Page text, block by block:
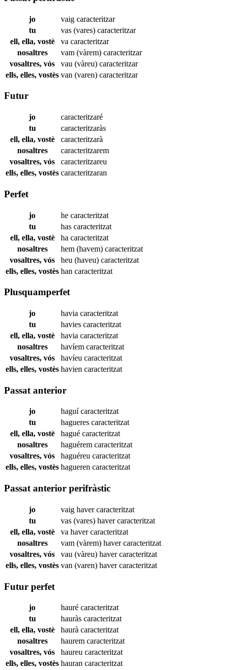
jo vaig caracteritzar
tu
vas (vares) caracteritzar
ell, ella, vostè
va caracteritzar
nosaltres
vam (vàrem) caracteritzar
vosaltres, vós
vau (vàreu) caracteritzar
ells, elles, vostès van (varen) caracteritzar
Futur
jo
caracteritzaré
tu
caracteritzaràs
ell, ella, vostè
caracteritzarà
nosaltres
caracteritzarem
vosaltres, vós
caracteritzareu
ells, elles, vostès caracteritzaran
Perfet
jo he caracteritzat
tu
has caracteritzat
ell, ella, vostè
ha caracteritzat
nosaltres
hem (havem) caracteritzat
vosaltres, vós
heu (haveu) caracteritzat
ells, elles, vostès han caracteritzat
Plusquamperfet
jo havia caracteritzat
tu
havies caracteritzat
ell, ella, vostè
havia caracteritzat
nosaltres
havíem caracteritzat
vosaltres, vós
havíeu caracteritzat
ells, elles, vostès havien caracteritzat
Passat anterior
jo haguícaracteritzat
tu
hagueres caracteritzat
ell, ella, vostè
hagué caracteritzat
nosaltres
haguérem caracteritzat
vosaltres, vós
haguéreu caracteritzat
ells, elles, vostès hagueren caracteritzat
Passat anterior perifràstic
jo vaig havercaracteritzat
tu
vas (vares) havercaracteritzat
ell, ella, vostè
va havercaracteritzat
nosaltres
vam (vàrem) havercaracteritzat
vosaltres, vós
vau (vàreu) havercaracteritzat
ells, elles, vostès van (varen) havercaracteritzat
Futur perfet
jo hauré caracteritzat
tu
hauràs caracteritzat
ell, ella, vostè
haurà caracteritzat
nosaltres
haurem caracteritzat
vosaltres, vós
haureu caracteritzat
ells, elles, vostès hauran caracteritzat